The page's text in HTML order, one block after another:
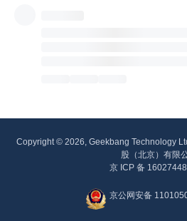
Copyright © 2026, Geekbang Technology
股（北京）有限
京 ICP 备
京公网安备